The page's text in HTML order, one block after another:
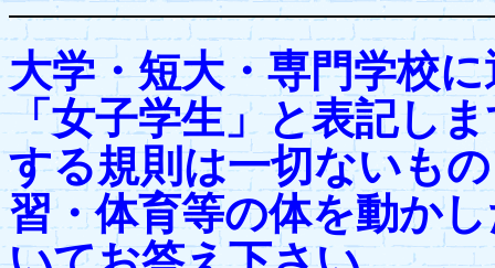
大学・短大・専門学校
「女子学生」と表記し
する規則は一切ないも
習・体育等の体を動か